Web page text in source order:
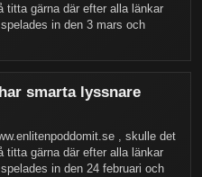
titta gärna där efter alla länkar
in den 3 mars och
smarta lyssnare
, skulle det
titta gärna där efter alla länkar
in den 24 februari och